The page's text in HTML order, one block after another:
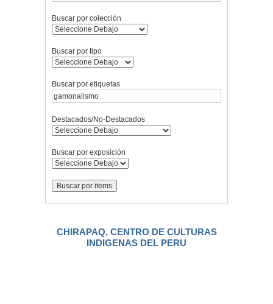
Buscar por colección
Buscar por tipo
Buscar por etiquetas
Destacados/No-Destacados
Buscar por exposición
CHIRAPAQ, CENTRO DE CULTURAS
INDIGENAS DEL PERU